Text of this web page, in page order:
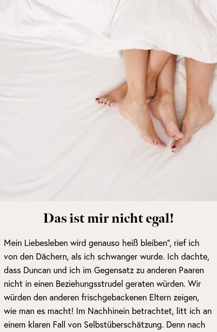
Das ist mir nicht egal!
Mein Liebesleben wird genauso heiß bleiben“, rief ich
von den Dächern, als ich schwanger wurde. Ich dachte,
dass Duncan und ich im Gegensatz zu anderen Paaren
nicht in einen Beziehungsstrudel geraten würden. Wir
würden den anderen frischgebackenen Eltern zeigen,
wie man es macht! Im Nachhinein betrachtet, litt ich an
einem klaren Fall von Selbstüberschätzung. Denn nach